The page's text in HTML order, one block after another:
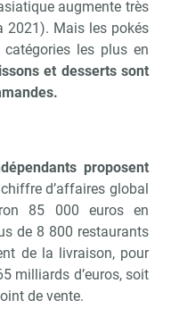
augmente très
2021). Mais les pokés
les plus en
et desserts sont
proposent
d’affaires global
85 000 euros en
de 8 800 restaurants
de la livraison, pour
milliards d’euros, soit
de vente.
Retail
Je déciderai plus
tard